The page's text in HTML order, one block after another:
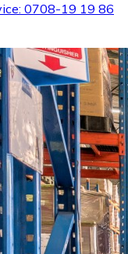
0708-19 19 86